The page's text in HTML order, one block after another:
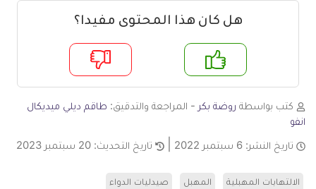
هل كان هذا المحتوى مفيدا؟
لا
كتب بواسطة روضة بكر - المراجعة والتدقيق: طاقم ديلي ميديكال
انفو
تاريخ النشر: 6 سبتمبر 2022 تاريخ التحديث: 20 سبتمبر 2023
الالتهابات المهبلية المهبل صيدليات الدواء